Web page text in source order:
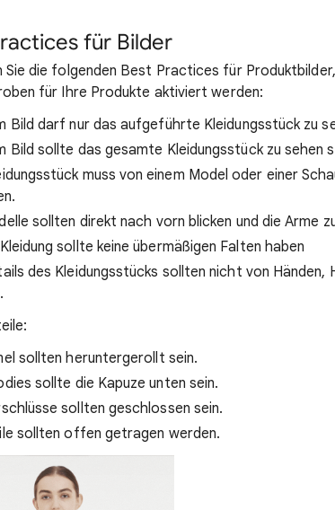
für Bilder
Sie die folgenden Best Practices für
für Ihre Produkte aktiviert werden:
Bild darf nur das aufgeführte Kleidungsstück zu
Bild sollte das gesamte Kleidungsstück zu sehen
muss von einem Model oder einer
sollten direkt nach vorn blicken und die Arme
sollte keine übermäßigen Falten haben
des Kleidungsstücks sollten nicht von
sollten heruntergerollt sein.
sollte die Kapuze unten sein.
sollten geschlossen sein.
sollten offen getragen werden.